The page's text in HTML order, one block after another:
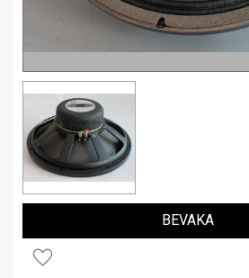
Lägg till i favoriter
BEVAKA